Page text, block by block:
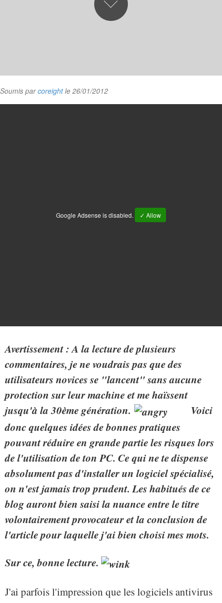
Soumis parcoreightle 26/01/2012
Google Adsense is disabled. ✓ Allow
Avertissement : A la lecture de plusieurs
commentaires, je ne voudrais pas que des
utilisateurs novices se "lancent" sans aucune
protection sur leur machine et me haïssent
jusqu'à la 30ème génération.
Voici
donc quelques idées de bonnes pratiques
pouvant réduire en grande partie les risques lors
de l'utilisation de ton PC. Ce qui ne te dispense
absolument pas d'installer un logiciel spécialisé,
on n'est jamais trop prudent. Les habitués de ce
blog auront bien saisi la nuance entre le titre
volontairement provocateur et la conclusion de
l'article pour laquelle j'ai bien choisi mes mots.
Sur ce, bonne lecture.
J'ai parfois l'impression que les logiciels antivirus